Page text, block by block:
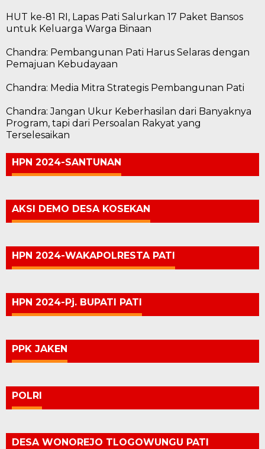
HUT ke-81 RI, Lapas Pati Salurkan 17 Paket Bansos
untuk Keluarga Warga Binaan
Chandra: Pembangunan Pati Harus Selaras dengan
Pemajuan Kebudayaan
Chandra: Media Mitra Strategis Pembangunan Pati
Chandra: Jangan Ukur Keberhasilan dari Banyaknya
Program, tapi dari Persoalan Rakyat yang
Terselesaikan
HPN 2024-SANTUNAN
AKSI DEMO DESA KOSEKAN
HPN 2024-WAKAPOLRESTA PATI
HPN 2024-Pj. BUPATI PATI
PPK JAKEN
POLRI
DESA WONOREJO TLOGOWUNGU PATI